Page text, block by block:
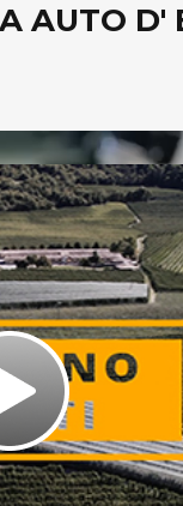
AUTO D'
Play
Video